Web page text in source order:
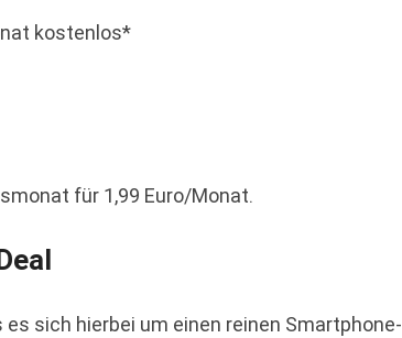
kostenlos*
für 1,99 Euro/Monat.
sich hierbei um einen reinen